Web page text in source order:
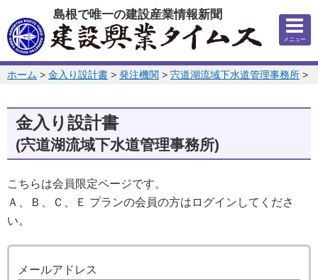
このページの本文へ
島根で唯一の建設産業情報新聞
メニュー
このページの位置:
ホーム > 金入り設計書 > 発注機関 > 宍道湖流域下水道管理事務所 >
金入り設計書
(宍道湖流域下水道管理事務所)
こちらは会員限定ページです。
Ａ、Ｂ、Ｃ、Ｅ プランの会員の方はログインしてくださ
い。
メールアドレス